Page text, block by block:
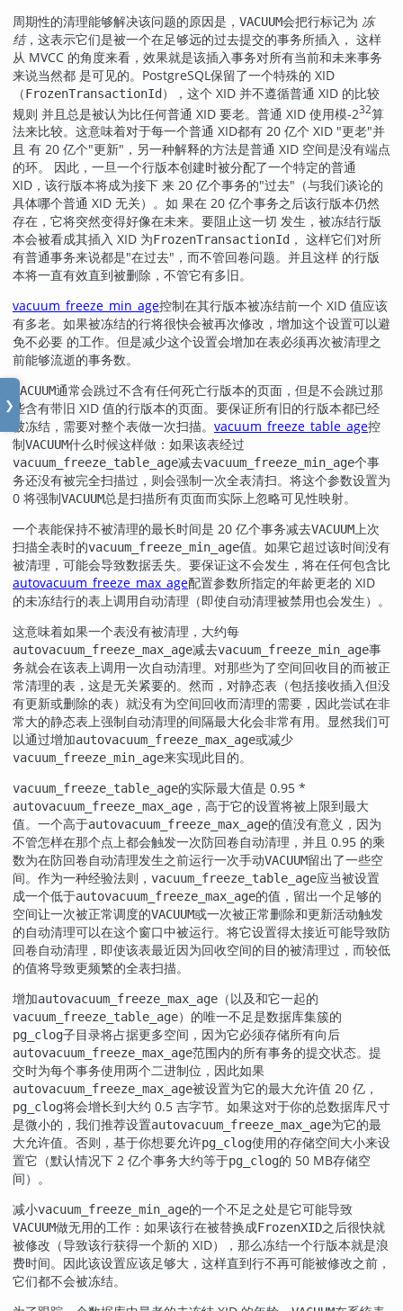
❯
周期性的清理能够解决该问题的原因是， VACUUM会把行标记为 冻
结，这表示它们是被一个在足够远的过去提交的事务所插入， 这样
从 MVCC 的角度来看，效果就是该插入事务对所有当前和未来事务
来说当然都 是可见的。 PostgreSQL 保留了一个特殊的 XID
（FrozenTransactionId ），这个 XID 并不遵循普通 XID 的比较
规则 并且总是被认为比任何普通 XID 要老。普通 XID 使用模-232算
法来比较。这意味着对于每一个普通 XID都有 20 亿个 XID "更老"并
且 有 20 亿个"更新" ，另一种解释的方法是普通 XID 空间是没有端点
的环。 因此，一旦一个行版本创建时被分配了一个特定的普通
XID，该行版本将成为接下 来 20 亿个事务的"过去" （与我们谈论的
具体哪个普通 XID 无关）。如 果在 20 亿个事务之后该行版本仍然
存在，它将突然变得好像在未来。要阻止这一切 发生，被冻结行版
本会被看成其插入 XID 为FrozenTransactionId ， 这样它们对所
有普通事务来说都是"在过去" ，而不管回卷问题。并且这样 的行版
本将一直有效直到被删除，不管它有多旧。
vacuum_freeze_min_age控制在其行版本被冻结前一个 XID 值应该
有多老。如果被冻结的行将很快会被再次修改，增加这个设置可以避
免不必要 的工作。但是减少这个设置会增加在表必须再次被清理之
前能够流逝的事务数。
VACUUM通常会跳过不含有任何死亡行版本的页面，但是不会跳过那
些含有带旧 XID 值的行版本的页面。要保证所有旧的行版本都已经
被冻结，需要对整个表做一次扫描。 vacuum_freeze_table_age控
制VACUUM什么时候这样做：如果该表经过
vacuum_freeze_table_age减去vacuum_freeze_min_age个事
务还没有被完全扫描过，则会强制一次全表清扫。将这个参数设置为
0 将强制VACUUM总是扫描所有页面而实际上忽略可见性映射。
一个表能保持不被清理的最长时间是 20 亿个事务减去VACUUM上次
扫描全表时的vacuum_freeze_min_age值。如果它超过该时间没有
被清理，可能会导致数据丢失。要保证这不会发生，将在任何包含比
autovacuum_freeze_max_age配置参数所指定的年龄更老的 XID
的未冻结行的表上调用自动清理（即使自动清理被禁用也会发生）。
这意味着如果一个表没有被清理，大约每
autovacuum_freeze_max_age减去vacuum_freeze_min_age事
务就会在该表上调用一次自动清理。对那些为了空间回收目的而被正
常清理的表，这是无关紧要的。然而，对静态表（包括接收插入但没
有更新或删除的表）就没有为空间回收而清理的需要，因此尝试在非
常大的静态表上强制自动清理的间隔最大化会非常有用。显然我们可
以通过增加autovacuum_freeze_max_age或减少
vacuum_freeze_min_age来实现此目的。
vacuum_freeze_table_age的实际最大值是 0.95 *
autovacuum_freeze_max_age ，高于它的设置将被上限到最大
值。一个高于autovacuum_freeze_max_age的值没有意义，因为
不管怎样在那个点上都会触发一次防回卷自动清理，并且 0.95 的乘
数为在防回卷自动清理发生之前运行一次手动VACUUM留出了一些空
间。作为一种经验法则， vacuum_freeze_table_age应当被设置
成一个低于autovacuum_freeze_max_age的值，留出一个足够的
空间让一次被正常调度的VACUUM或一次被正常删除和更新活动触发
的自动清理可以在这个窗口中被运行。将它设置得太接近可能导致防
回卷自动清理，即使该表最近因为回收空间的目的被清理过，而较低
的值将导致更频繁的全表扫描。
增加autovacuum_freeze_max_age （以及和它一起的
vacuum_freeze_table_age）的唯一不足是数据库集簇的
pg_clog子目录将占据更多空间，因为它必须存储所有向后
autovacuum_freeze_max_age范围内的所有事务的提交状态。提
交时为每个事务使用两个二进制位，因此如果
autovacuum_freeze_max_age被设置为它的最大允许值 20 亿，
pg_clog将会增长到大约 0.5 吉字节。如果这对于你的总数据库尺寸
是微小的，我们推荐设置autovacuum_freeze_max_age为它的最
大允许值。否则，基于你想要允许pg_clog使用的存储空间大小来设
置它（默认情况下 2 亿个事务大约等于pg_clog的 50 MB存储空
间）。
减小vacuum_freeze_min_age的一个不足之处是它可能导致
VACUUM做无用的工作：如果该行在被替换成FrozenXID之后很快就
被修改（导致该行获得一个新的 XID），那么冻结一个行版本就是浪
费时间。因此该设置应该足够大，这样直到行不再可能被修改之前，
它们都不会被冻结。